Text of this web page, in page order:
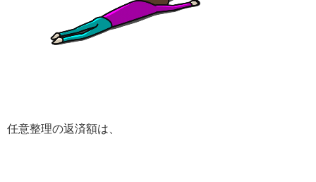
任意整理の返済額は、